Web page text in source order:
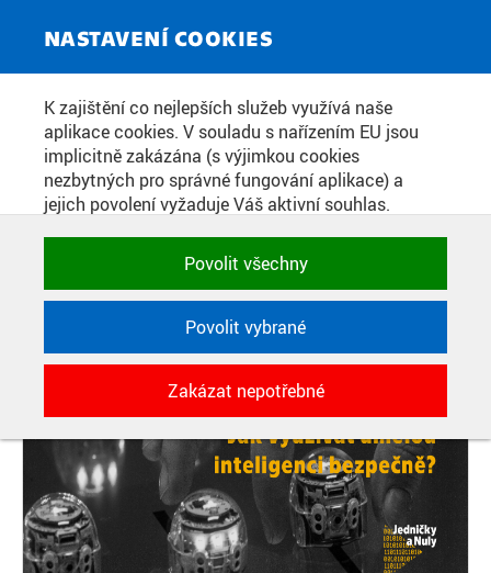
NASTAVENÍ COOKIES
K zajištění co nejlepších služeb využívá naše
aplikace cookies. V souladu s nařízením EU jsou
implicitně zakázána (s výjimkou cookies
nezbytných pro správné fungování aplikace) a
jejich povolení vyžaduje Váš aktivní souhlas.
zakázat, případně vybrat a povolit cookies podle
kategorie. Svoje rozhodnutí můžete samozřejmě
kdykoli změnit.
POTŘEBNÉ
Technické cookies využívané aplikacemi
ČVUT pro uchování jejich nastavení,
vlastností a identifikátorů relace. Jsou
nezbytné pro správné fungování a jsou
vždy aktivní.
ANALYTICKÉ
Povolit všechny
Povolit vybrané
Zakázat nepotřebné
ZPRAVODAJSKÝ SERVIS
PODCAST JEDNIČKY A NULY: JAK
VYUŽÍVAT UMĚLOU INTELIGENCI
BEZPEČNĚ?
12. 9. 2023